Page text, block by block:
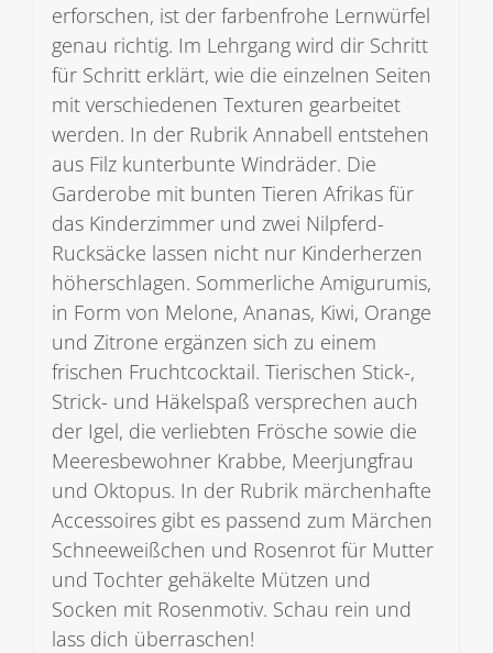
erforschen, ist der farbenfrohe Lernwürfel
genau richtig. Im Lehrgang wird dir Schritt
für Schritt erklärt, wie die einzelnen Seiten
mit verschiedenen Texturen gearbeitet
werden. In der Rubrik Annabell entstehen
aus Filz kunterbunte Windräder. Die
Garderobe mit bunten Tieren Afrikas für
das Kinderzimmer und zwei Nilpferd-
Rucksäcke lassen nicht nur Kinderherzen
höherschlagen. Sommerliche Amigurumis,
in Form von Melone, Ananas, Kiwi, Orange
und Zitrone ergänzen sich zu einem
frischen Fruchtcocktail. Tierischen Stick-,
Strick- und Häkelspaß versprechen auch
der Igel, die verliebten Frösche sowie die
Meeresbewohner Krabbe, Meerjungfrau
und Oktopus. In der Rubrik märchenhafte
Accessoires gibt es passend zum Märchen
Schneeweißchen und Rosenrot für Mutter
und Tochter gehäkelte Mützen und
Socken mit Rosenmotiv. Schau rein und
lass dich überraschen!